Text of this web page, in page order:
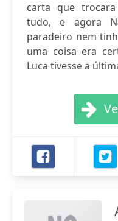
carta que
tudo, e agora
paradeiro nem
uma coisa era
Luca tivesse a